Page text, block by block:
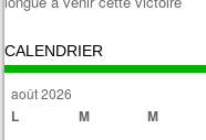
Post
CALENDRIER
août 2026
L M M